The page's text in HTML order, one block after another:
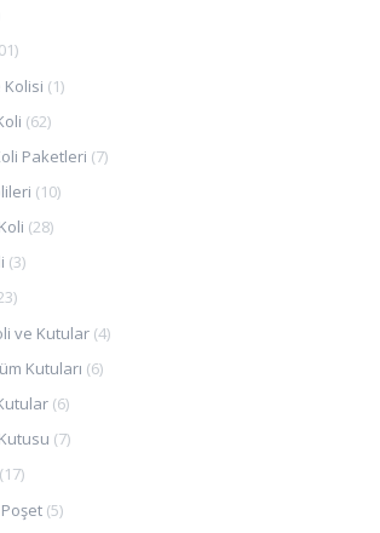
Kolisi (1)
(62)
Paketleri (7)
(10)
(28)
(3)
ve Kutular (4)
Kutuları (6)
(6)
(7)
(17)
(5)